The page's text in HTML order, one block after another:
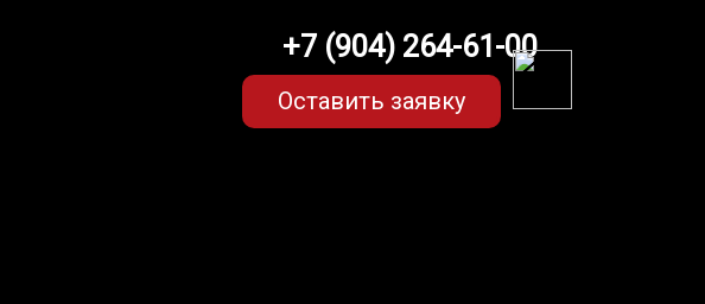
+7 (904) 264-61-00
Оставить заявку